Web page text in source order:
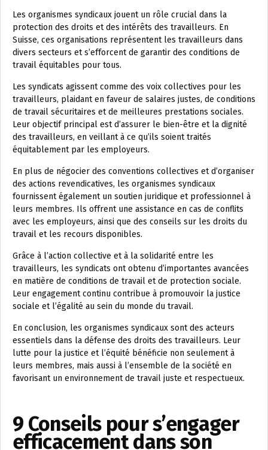
Les organismes syndicaux jouent un rôle crucial dans la
protection des droits et des intérêts des travailleurs. En
Suisse, ces organisations représentent les travailleurs dans
divers secteurs et s’efforcent de garantir des conditions de
travail équitables pour tous.
Les syndicats agissent comme des voix collectives pour les
travailleurs, plaidant en faveur de salaires justes, de conditions
de travail sécuritaires et de meilleures prestations sociales.
Leur objectif principal est d’assurer le bien-être et la dignité
des travailleurs, en veillant à ce qu’ils soient traités
équitablement par les employeurs.
En plus de négocier des conventions collectives et d’organiser
des actions revendicatives, les organismes syndicaux
fournissent également un soutien juridique et professionnel à
leurs membres. Ils offrent une assistance en cas de conflits
avec les employeurs, ainsi que des conseils sur les droits du
travail et les recours disponibles.
Grâce à l’action collective et à la solidarité entre les
travailleurs, les syndicats ont obtenu d’importantes avancées
en matière de conditions de travail et de protection sociale.
Leur engagement continu contribue à promouvoir la justice
sociale et l’égalité au sein du monde du travail.
En conclusion, les organismes syndicaux sont des acteurs
essentiels dans la défense des droits des travailleurs. Leur
lutte pour la justice et l’équité bénéficie non seulement à
leurs membres, mais aussi à l’ensemble de la société en
favorisant un environnement de travail juste et respectueux.
9 Conseils pour s’engager
efficacement dans son